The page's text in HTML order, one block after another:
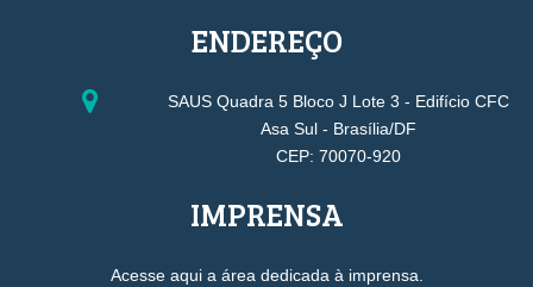
ENDEREÇO
SAUS Quadra 5 Bloco J Lote 3 - Edifício CFC
Asa Sul - Brasília/DF
CEP: 70070-920
IMPRENSA
Acesse aqui a área dedicada à imprensa.